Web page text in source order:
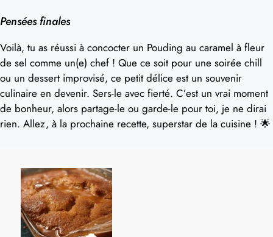
Pensées finales
Voilà, tu as réussi à concocter un Pouding au caramel à fleur
de sel comme un(e) chef ! Que ce soit pour une soirée chill
ou un dessert improvisé, ce petit délice est un souvenir
culinaire en devenir. Sers-le avec fierté. C’est un vrai moment
de bonheur, alors partage-le ou garde-le pour toi, je ne dirai
rien. Allez, à la prochaine recette, superstar de la cuisine ! 🌟